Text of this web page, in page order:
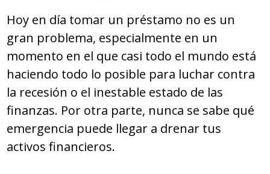
Hoy en día tomar un préstamo no es un
gran problema, especialmente en un
momento en el que casi todo el mundo está
haciendo todo lo posible para luchar contra
la recesión o el inestable estado de las
finanzas. Por otra parte, nunca se sabe qué
emergencia puede llegar a drenar tus
activos financieros.